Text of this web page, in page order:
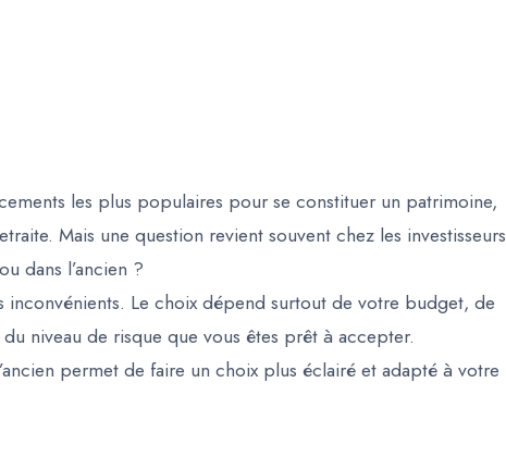
les plus populaires pour se constituer un patrimoine,
Mais une question revient souvent chez les investisseurs
dans l’ancien ?
inconvénients. Le choix dépend surtout de votre budget, de
niveau de risque que vous êtes prêt à accepter.
permet de faire un choix plus éclairé et adapté à votre